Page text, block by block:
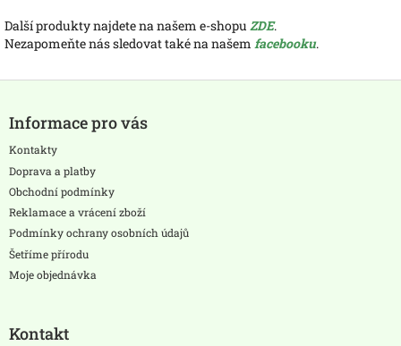
Další produkty najdete na našem e-shopu ZDE.
Nezapomeňte nás sledovat také na našem facebooku.
pInformace pro vás
Kontakty
Doprava a platby
Obchodní podmínky
Reklamace a vrácení zboží
Podmínky ochrany osobních údajů
Šetříme přírodu
Moje objednávka
Kontakt